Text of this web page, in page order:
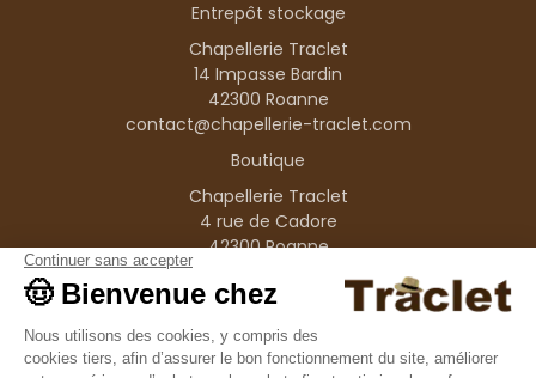
Entrepôt stockage
Chapellerie Traclet
14 Impasse Bardin
42300 Roanne
contact@chapellerie-traclet.com
Boutique
Chapellerie Traclet
4 rue de Cadore
42300 Roanne
Produits